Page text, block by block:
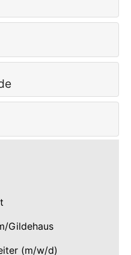
Gildehaus
(m/w/d)